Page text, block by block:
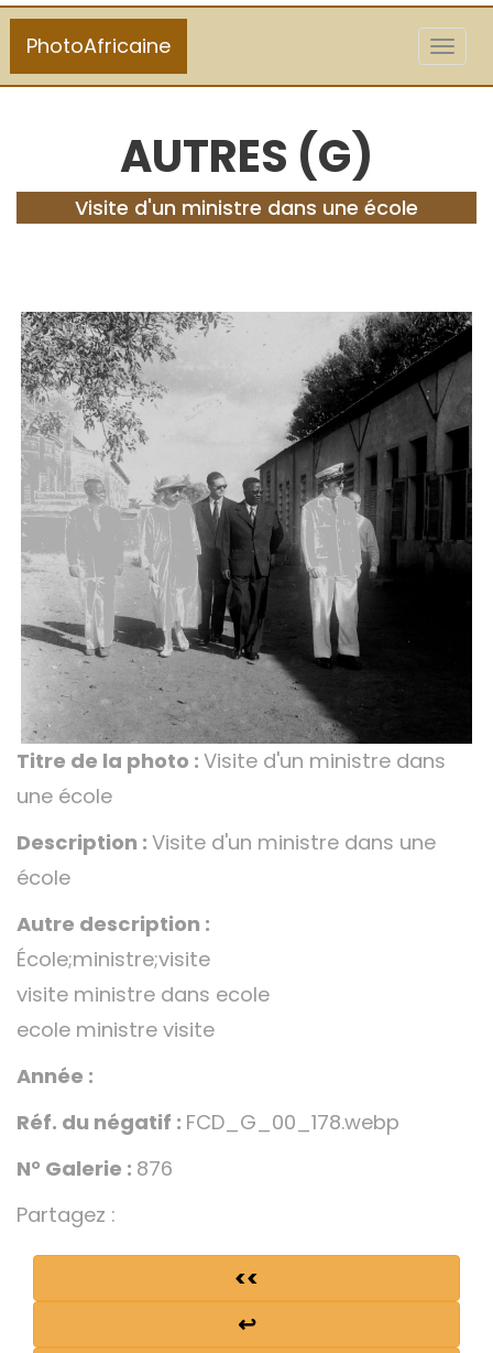
PhotoAfricaine
AUTRES (G)
Visite d'un ministre dans une école
Titre de la photo : Visite d'un ministre dans
une école
Description : Visite d'un ministre dans une
école
Autre description :
École;ministre;visite
visite ministre dans ecole
ecole ministre visite
Année :
Réf. du négatif : FCD_G_00_178.webp
N° Galerie : 876
Partagez :
<<
↩